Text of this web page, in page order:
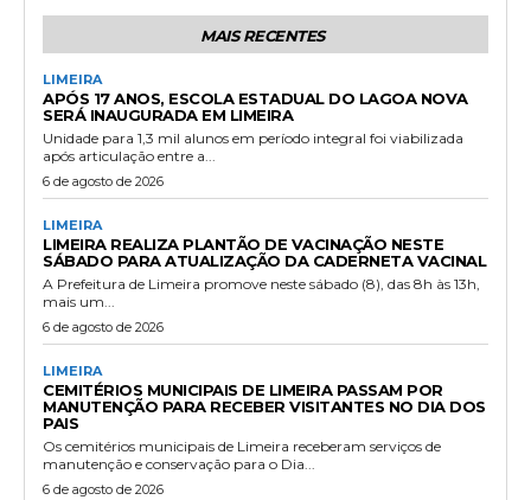
MAIS RECENTES
LIMEIRA
APÓS 17 ANOS, ESCOLA ESTADUAL DO LAGOA NOVA
SERÁ INAUGURADA EM LIMEIRA
Unidade para 1,3 mil alunos em período integral foi viabilizada
após articulação entre a...
6 de agosto de 2026
LIMEIRA
LIMEIRA REALIZA PLANTÃO DE VACINAÇÃO NESTE
SÁBADO PARA ATUALIZAÇÃO DA CADERNETA VACINAL
A Prefeitura de Limeira promove neste sábado (8), das 8h às 13h,
mais um...
6 de agosto de 2026
LIMEIRA
CEMITÉRIOS MUNICIPAIS DE LIMEIRA PASSAM POR
MANUTENÇÃO PARA RECEBER VISITANTES NO DIA DOS
PAIS
Os cemitérios municipais de Limeira receberam serviços de
manutenção e conservação para o Dia...
6 de agosto de 2026